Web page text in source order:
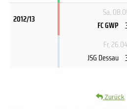
2012/13
Sa,
FC GWP
Fr,
JSG Dessau
Zurück